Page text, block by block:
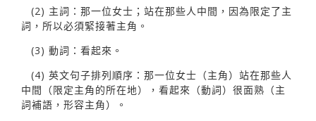
(2) 主詞：那一位女士；站在那些人中間，因為限定了主
詞，所以必須緊接著主角。
(3) 動詞：看起來。
(4) 英文句子排列順序：那一位女士（主角）站在那些人
中間（限定主角的所在地），看起來（動詞）很面熟（主
詞補語，形容主角）。